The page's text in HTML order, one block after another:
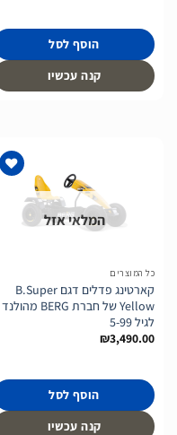
הוסף לסל
קנה עכשיו
המלאי אזל
כל המוצרים
קארטינג פדלים דגם B.Super
Yellow של חברת BERG מהולנד
לגיל 5-99
₪3,490.00
הוסף לסל
קנה עכשיו